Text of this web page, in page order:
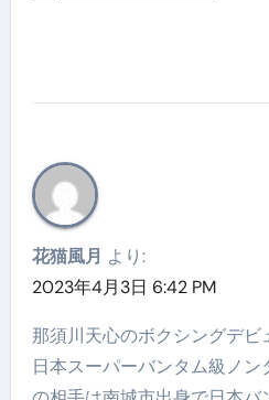
花猫風月 より:
2023年4月3日 6:42 PM
那須川天心のボクシングデビ
日本スーパーバンタム級ノ